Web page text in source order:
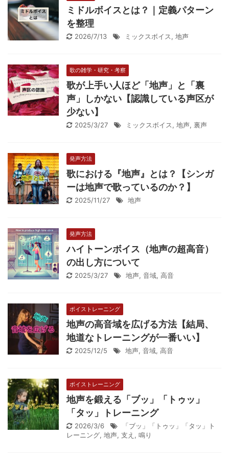
ミドルボイスとは？｜定義パターン
を整理
2026/7/13 ミックスボイス, 地声
歌の雑学・研究・考察
歌が上手い人ほど「地声」と「裏
声」しかない【認識している声区が
少ない】
2025/3/27 ミックスボイス, 地声, 裏声
発声方法
歌における『地声』とは？【シンガ
ーは地声で歌っているのか？】
2025/11/27 地声
発声方法
ハイトーンボイス（地声の超高音）
の出し方について
2025/3/27 地声, 音域, 高音
ボイストレーニング
地声の高音域を広げる方法【結局、
地道なトレーニングが一番いい】
2025/12/5 地声, 音域, 高音
ボイストレーニング
地声を鍛える「ブッ」「トゥッ」
「タッ」トレーニング
2026/3/6
「ブッ」「トゥッ」「タッ」ト
レーニング, 地声, 支え , 鳴り